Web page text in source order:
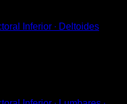
Inferior ∙ Deltoides